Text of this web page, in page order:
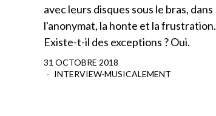
avec leurs disques sous le bras, dans
l'anonymat, la honte et la frustration.
Existe-t-il des exceptions ? Oui.
31 OCTOBRE 2018
INTERVIEW·MUSICALEMENT